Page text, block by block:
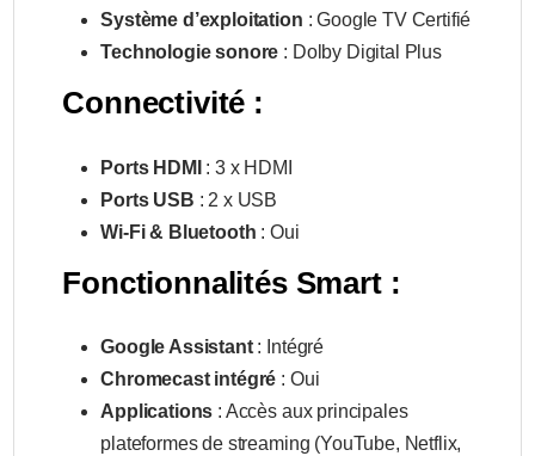
Système d’exploitation : Google TV Certifié
Technologie sonore : Dolby Digital Plus
Connectivité :
Ports HDMI : 3 x HDMI
Ports USB : 2 x USB
Wi-Fi & Bluetooth : Oui
Fonctionnalités Smart :
Google Assistant: Intégré
Chromecast intégré : Oui
Applications : Accès aux principales
plateformes de streaming (YouTube, Netflix,